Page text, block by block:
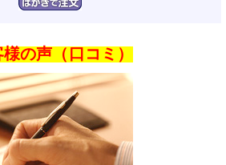
の声（口コミ）